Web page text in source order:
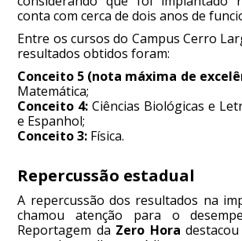
conta com cerca de dois anos de
Entre os cursos do Campus Cerro
resultados obtidos foram:
Conceito 5 (nota máxima de
Matemática;
Conceito 4: Ciências Biológicas e
e Espanhol;
Conceito 3: Física.
Repercussão estadual
A repercussão dos resultados na
chamou atenção para o
Reportagem da Zero Hora